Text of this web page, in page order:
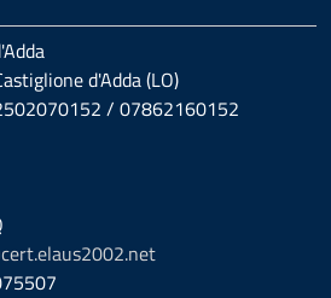
d'Adda (LO)
/ 07862160152